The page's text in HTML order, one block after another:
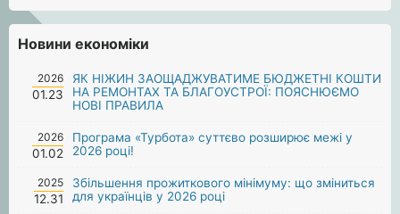
Новини економіки
2026
01.23
ЯК НІЖИН ЗАОЩАДЖУВАТИМЕ БЮДЖЕТНІ КОШТИ
НА РЕМОНТАХ ТА БЛАГОУСТРОЇ: ПОЯСНЮЄМО
НОВІ ПРАВИЛА
2026
01.02
Програма «Турбота» суттєво розширює межі у
2026 році!
2025
12.31
Збільшення прожиткового мінімуму: що зміниться
для українців у 2026 році